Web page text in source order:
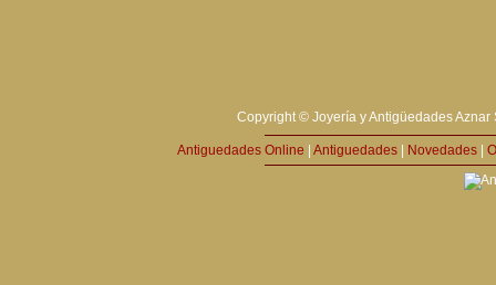
Copyright © Joyería y Antigüedades
Antiguedades Online Antiguedades Novedades